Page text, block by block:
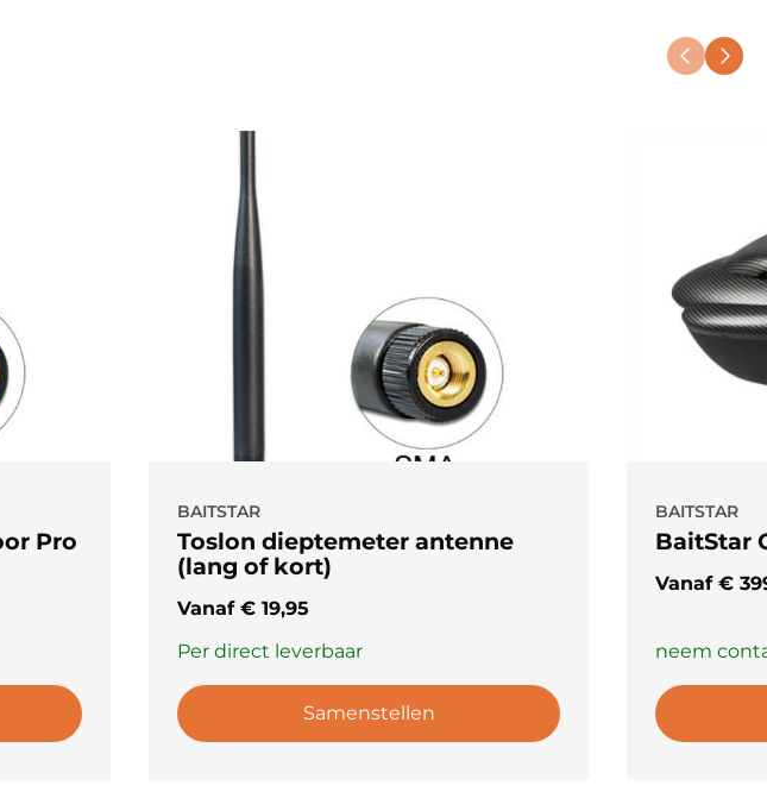
Pro
BAITSTAR
Toslon dieptemeter antenne
(lang of kort)
Vanaf € 19,95
Per direct leverbaar
Samenstellen
BAITSTAR
BaitStar
Vanaf €
neem